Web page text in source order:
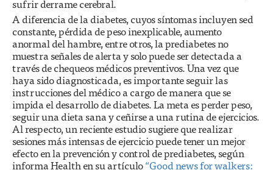
sufrir derrame cerebral.
A diferencia de la diabetes, cuyos síntomas incluyen sed
constante, pérdida de peso inexplicable, aumento
anormal del hambre, entre otros, la prediabetes no
muestra señales de alerta y solo puede ser detectada a
través de chequeos médicos preventivos. Una vez que
haya sido diagnosticada, es importante seguir las
instrucciones del médico a cargo de manera que se
impida el desarrollo de diabetes. La meta es perder peso,
seguir una dieta sana y ceñirse a una rutina de ejercicios.
Al respecto, un reciente estudio sugiere que realizar
sesiones más intensas de ejercicio puede tener un mejor
efecto en la prevención y control de prediabetes, según
informa Health en su artículo“Good news for walkers: